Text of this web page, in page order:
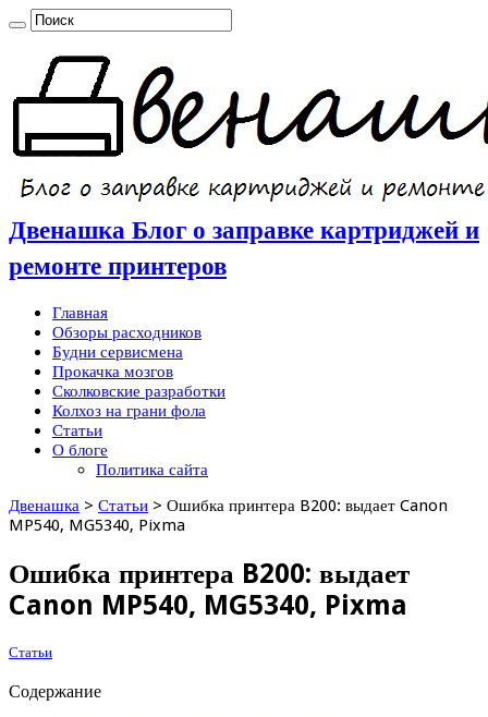
Двенашка Блог о заправке картриджей и
ремонте принтеров
Главная
Обзоры расходников
Будни сервисмена
Прокачка мозгов
Сколковские разработки
Колхоз на грани фола
Статьи
О блоге
Политика сайта
Двенашка > Статьи > Ошибка принтера B200: выдает Canon
MP540, MG5340, Pixma
Ошибка принтера B200: выдает
Canon MP540, MG5340, Pixma
Статьи
Содержание